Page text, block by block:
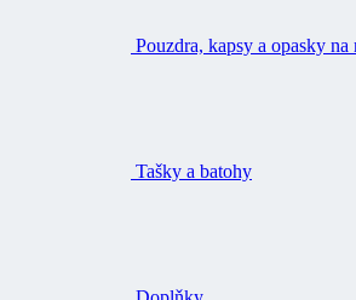
Pouzdra, kapsy a opasky na
Tašky a batohy